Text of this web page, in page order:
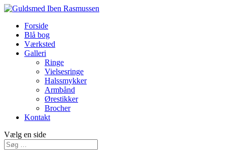
Forside
Blå bog
Værksted
Galleri
Ringe
Vielsesringe
Halssmykker
Armbånd
Ørestikker
Brocher
Kontakt
Vælg en side